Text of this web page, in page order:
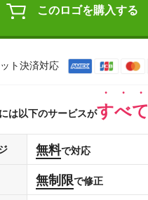
このロゴを購入する
ト決済対応
には以下のサービスがすべて
無料で対応
無制限で修正